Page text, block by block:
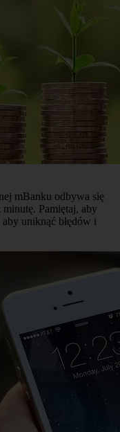
mBanku odbywa się
Pamiętaj, aby
aby uniknąć błędów i